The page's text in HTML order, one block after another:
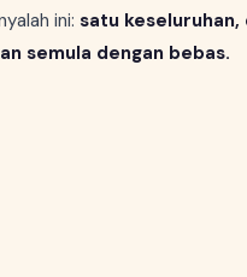
ini: satu
semula dengan bebas.